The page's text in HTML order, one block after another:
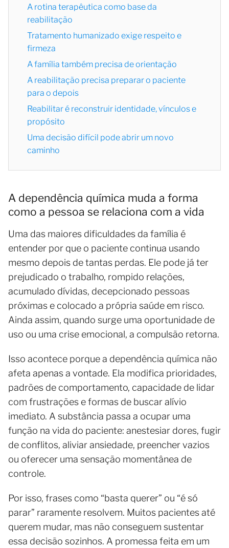
A rotina terapêutica como base da
reabilitação
Tratamento humanizado exige respeito e
firmeza
A família também precisa de orientação
A reabilitação precisa preparar o paciente
para o depois
Reabilitar é reconstruir identidade, vínculos e
propósito
Uma decisão difícil pode abrir um novo
caminho
A dependência química muda a forma
como a pessoa se relaciona com a vida
Uma das maiores dificuldades da família é
entender por que o paciente continua usando
mesmo depois de tantas perdas. Ele pode já ter
prejudicado o trabalho, rompido relações,
acumulado dívidas, decepcionado pessoas
próximas e colocado a própria saúde em risco.
Ainda assim, quando surge uma oportunidade de
uso ou uma crise emocional, a compulsão retorna.
Isso acontece porque a dependência química não
afeta apenas a vontade. Ela modifica prioridades,
padrões de comportamento, capacidade de lidar
com frustrações e formas de buscar alívio
imediato. A substância passa a ocupar uma
função na vida do paciente: anestesiar dores, fugir
de conflitos, aliviar ansiedade, preencher vazios
ou oferecer uma sensação momentânea de
controle.
Por isso, frases como “basta querer” ou “é só
parar” raramente resolvem. Muitos pacientes até
querem mudar, mas não conseguem sustentar
essa decisão sozinhos. A promessa feita em um